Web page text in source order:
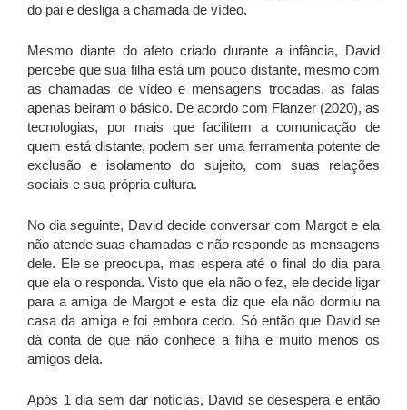
do pai e desliga a chamada de vídeo.
Mesmo diante do afeto criado durante a infância, David
percebe que sua filha está um pouco distante, mesmo com
as chamadas de vídeo e mensagens trocadas, as falas
apenas beiram o básico. De acordo com Flanzer (2020), as
tecnologias, por mais que facilitem a comunicação de
quem está distante, podem ser uma ferramenta potente de
exclusão e isolamento do sujeito, com suas relações
sociais e sua própria cultura.
No dia seguinte, David decide conversar com Margot e ela
não atende suas chamadas e não responde as mensagens
dele. Ele se preocupa, mas espera até o final do dia para
que ela o responda. Visto que ela não o fez, ele decide ligar
para a amiga de Margot e esta diz que ela não dormiu na
casa da amiga e foi embora cedo. Só então que David se
dá conta de que não conhece a filha e muito menos os
amigos dela.
Após 1 dia sem dar notícias, David se desespera e então